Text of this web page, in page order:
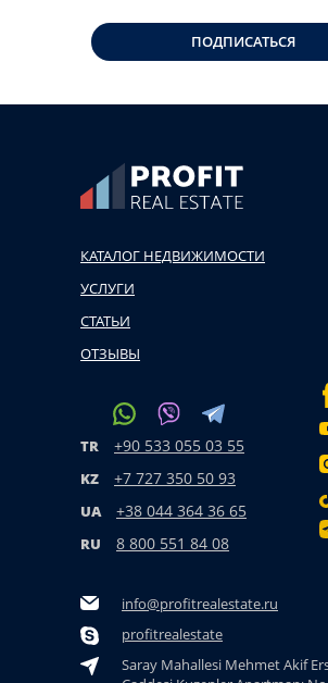
ПОДПИСАТЬСЯ
КАТАЛОГ НЕДВИЖИМОСТИ
УСЛУГИ
СТАТЬИ
ОТЗЫВЫ
TR +90 533 055 03 55
KZ +7 727 350 50 93
UA +38 044 364 36 65
RU 8 800 551 84 08
info@profitrealestate.ru
profitrealestate
Saray Mahallesi Mehmet Akif